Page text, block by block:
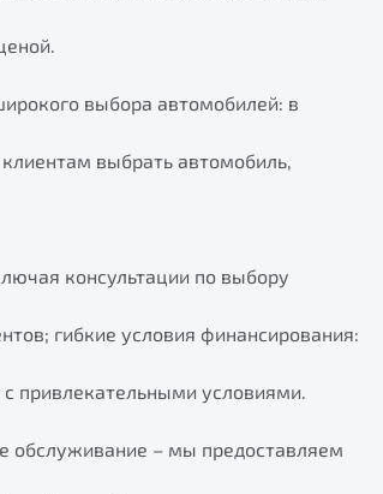
выбора автомобилей: в
выбрать автомобиль,
консультации по выбору
гибкие условия финансирования:
привлекательными условиями.
обслуживание – мы предоставляем